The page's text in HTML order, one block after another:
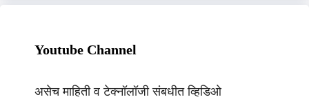
Youtube Channel
असेच माहिती व टेक्नॉलॉजी संबधीत व्हिडिओ